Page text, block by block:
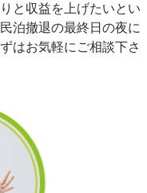
と収益を上げたいとい
泊撤退の最終日の夜に
はお気軽にご相談下さ